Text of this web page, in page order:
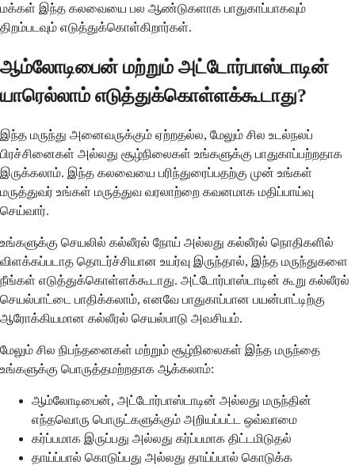
மக்கள் இந்த கலவையை பல ஆண்டுகளாக பாதுகாப்பாகவும்
திறம்படவும் எடுத்துக்கொள்கிறார்கள்.
ஆம்லோடிபைன் மற்றும் அட்டோர்பாஸ்டாடின்
யாரெல்லாம் எடுத்துக்கொள்ளக்கூடாது?
இந்த மருந்து அனைவருக்கும் ஏற்றதல்ல, மேலும் சில உடல்நலப்
பிரச்சினைகள் அல்லது சூழ்நிலைகள் உங்களுக்கு பாதுகாப்பற்றதாக
இருக்கலாம். இந்த கலவையை பரிந்துரைப்பதற்கு முன் உங்கள்
மருத்துவர் உங்கள் மருத்துவ வரலாற்றை கவனமாக மதிப்பாய்வு
செய்வார்.
உங்களுக்கு செயலில் கல்லீரல் நோய் அல்லது கல்லீரல் நொதிகளில்
விளக்கப்படாத தொடர்ச்சியான உயர்வு இருந்தால், இந்த மருந்துகளை
நீங்கள் எடுத்துக்கொள்ளக்கூடாது. அட்டோர்பாஸ்டாடின் கூறு கல்லீரல்
செயல்பாட்டை பாதிக்கலாம், எனவே பாதுகாப்பான பயன்பாட்டிற்கு
ஆரோக்கியமான கல்லீரல் செயல்பாடு அவசியம்.
மேலும் சில நிபந்தனைகள் மற்றும் சூழ்நிலைகள் இந்த மருந்தை
உங்களுக்கு பொருத்தமற்றதாக ஆக்கலாம்:
ஆம்லோடிபைன், அட்டோர்பாஸ்டாடின் அல்லது மருந்தின்
எந்தவொரு பொருட்களுக்கும் அறியப்பட்ட ஒவ்வாமை
கர்ப்பமாக இருப்பது அல்லது கர்ப்பமாக திட்டமிடுதல்
தாய்ப்பால் கொடுப்பது அல்லது தாய்ப்பால் கொடுக்க